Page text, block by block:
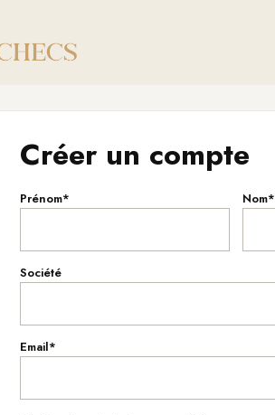
Créer un compte
Prénom* Nom*
Société
Email*